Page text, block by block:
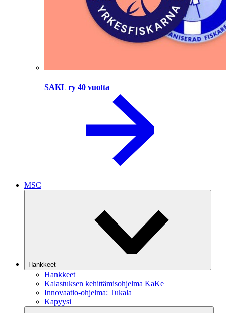
SAKL ry 40 vuotta
MSC
Hankkeet
Hankkeet
Kalastuksen kehittämisohjelma KaKe
Innovaatio-ohjelma: Tukala
Kapyysi